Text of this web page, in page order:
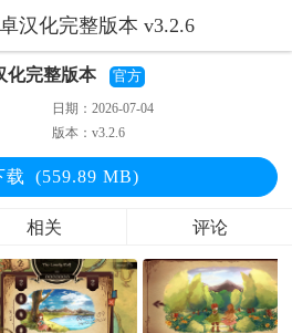
汉化完整版本 v3.2.6
化完整版本 官方
日期：2026-07-04
版本：v3.2.6
载 (559.89 MB)
相关 评论